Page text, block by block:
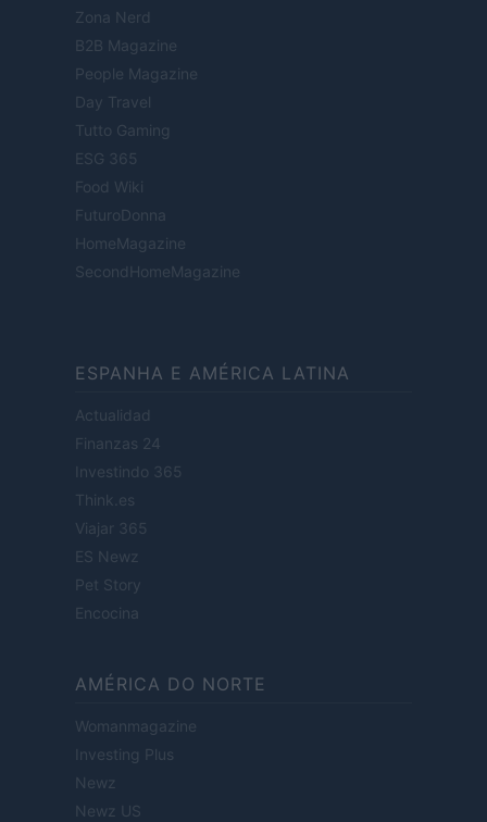
Zona Nerd
B2B Magazine
People Magazine
Day Travel
Tutto Gaming
ESG 365
Food Wiki
FuturoDonna
HomeMagazine
SecondHomeMagazine
ESPANHA E AMÉRICA LATINA
Actualidad
Finanzas 24
Investindo 365
Think.es
Viajar 365
ES Newz
Pet Story
Encocina
AMÉRICA DO NORTE
Womanmagazine
Investing Plus
Newz
Newz US